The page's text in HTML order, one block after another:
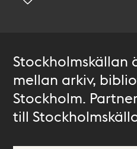
Stockholmskällan
mellan arkiv,
Stockholm.
till